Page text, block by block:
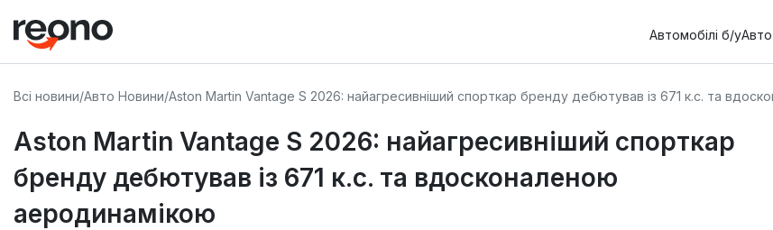
Автомобілі б/у
Всі новини/Авто Новини/Aston Martin Vantage S 2026: найагресивніший спорткар бренду дебютував із 671 к.с. та
Aston Martin Vantage S 2026: найагресивніший спорткар
бренду дебютував із 671 к.с. та вдосконаленою
аеродинамікою